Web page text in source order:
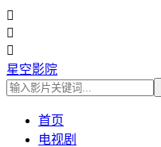



星空影院
首页
电视剧